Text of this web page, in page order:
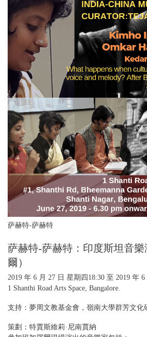
萨赫特-萨赫特
萨赫特-萨赫特：印度斯坦音
爾）
2019 年 6 月 27 日 星期四 18:30 至 2019 年
1 Shanthi Road Arts Space, Bangalore.
支持：夢周文教基金會，嶺南大學群芳文化
策劃：特賈斯維莉·尼南賈納